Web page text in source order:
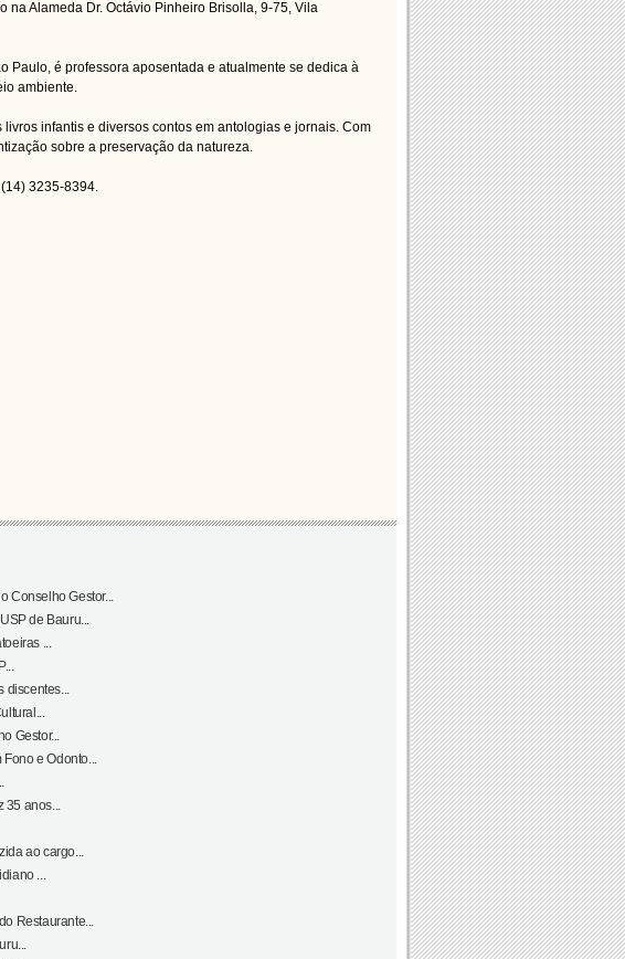
na Alameda Dr. Octávio Pinheiro Brisolla, 9-75, Vila
Paulo, é professora aposentada e atualmente se dedica à
ambiente.
infantis e diversos contos em antologias e jornais. Com
sobre a preservação da natureza.
3235-8394.
Conselho Gestor...
de Bauru...
...
Gestor...
e Odonto...
anos...
ao cargo...
...
Restaurante...